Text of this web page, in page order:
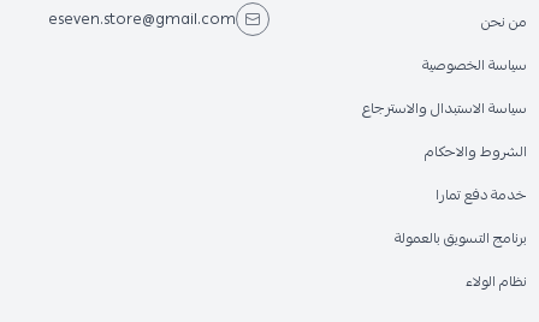
من نحن
سياسة الخصوصية
سياسة الاستبدال والاسترجاع
الشروط والاحكام
خدمة دفع تمارا
برنامج التسويق بالعمولة
نظام الولاء
eseven.store@gmail.com